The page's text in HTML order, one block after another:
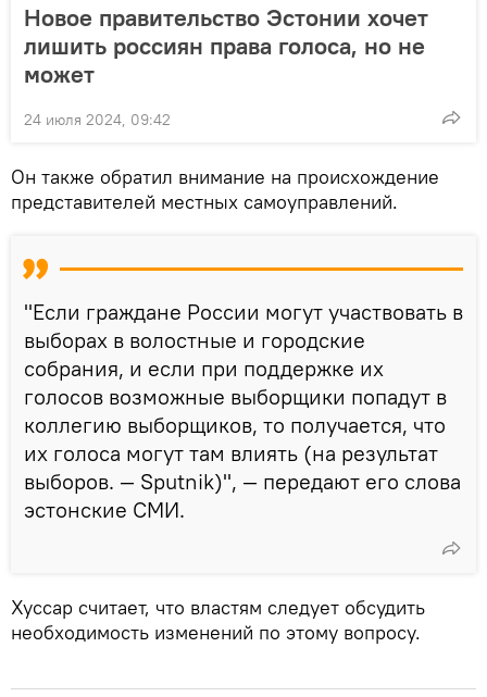
Новое правительство Эстонии хочет
лишить россиян права голоса, но не
может
24 июля 2024, 09:42
Он также обратил внимание на происхождение
представителей местных самоуправлений.
"Если граждане России могут участвовать в
выборах в волостные и городские
собрания, и если при поддержке их
голосов возможные выборщики попадут в
коллегию выборщиков, то получается, что
их голоса могут там влиять (на результат
выборов. — Sputnik)", — передают его слова
эстонские СМИ.
Хуссар считает, что властям следует обсудить
необходимость изменений по этому вопросу.